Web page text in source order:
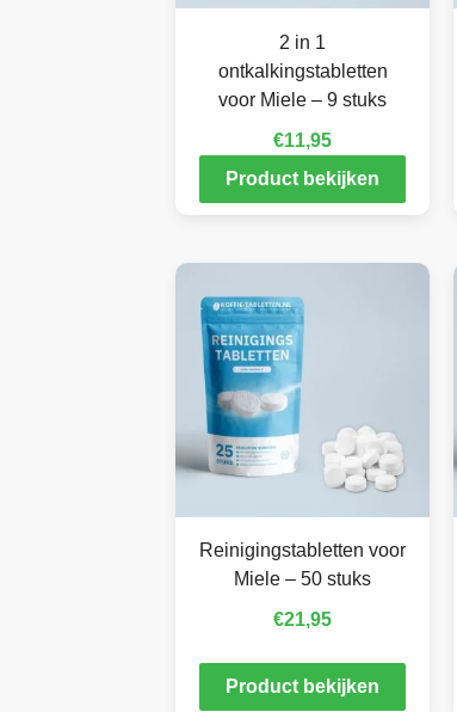
2 in 1
ontkalkingstabletten
voor Miele – 9 stuks
€11,95
Product bekijken
Reinigingstabletten voor
Miele – 50 stuks
€21,95
Product bekijken